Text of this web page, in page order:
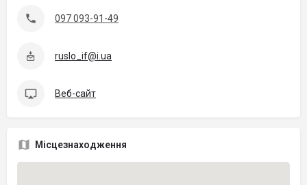
097 093-91-49
ruslo_if@i.ua
Веб-сайт
Місцезнаходження